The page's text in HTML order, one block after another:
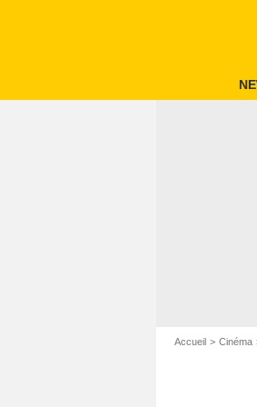
Accueil Cinéma